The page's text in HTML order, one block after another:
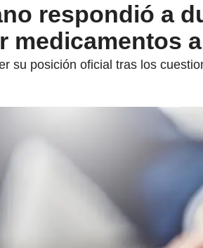
respondió a
medicamentos
su posición oficial tras los